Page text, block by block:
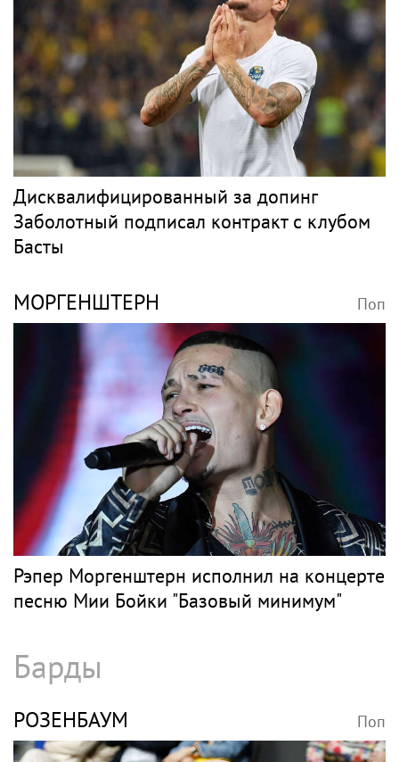
Дисквалифицированный за допинг
Заболотный подписал контракт с клубом
Басты
МОРГЕНШТЕРН Поп
Рэпер Моргенштерн исполнил на концерте
песню Мии Бойки "Базовый минимум"
Барды
РОЗЕНБАУМ Поп